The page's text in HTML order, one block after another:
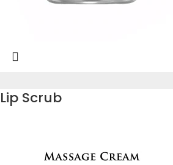
Lip Scrub